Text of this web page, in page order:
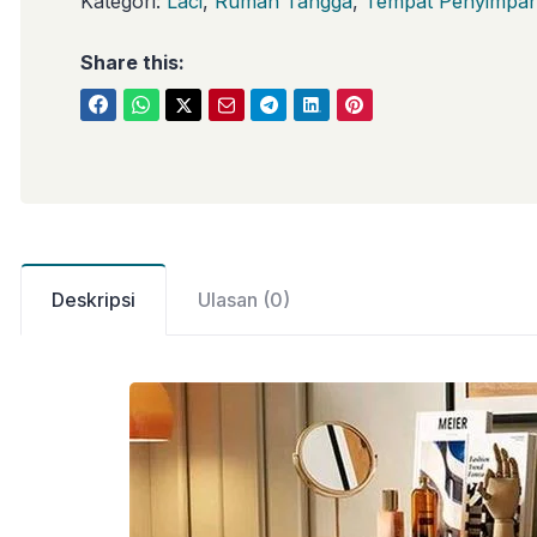
Share this:
Deskripsi Ulasan (0)